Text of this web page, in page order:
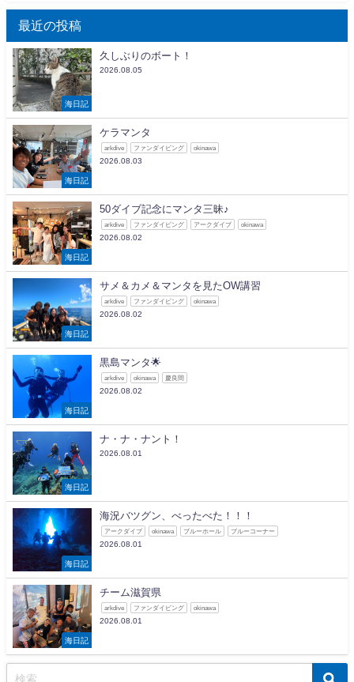
最近の投稿
海日記
久しぶりのボート！
2026.08.05
海日記
ケラマンタ
arkdive ファンダイビング okinawa
2026.08.03
海日記
50ダイブ記念にマンタ三昧♪
arkdive ファンダイビング アークダイブ okinawa
2026.08.02
海日記
サメ＆カメ＆マンタを見たOW講習
arkdive ファンダイビング okinawa
2026.08.02
海日記
黒島マンタ🌟
arkdive okinawa 慶良間
2026.08.02
海日記
ナ・ナ・ナント！
2026.08.01
海日記
海況バツグン、べったべた！！！
アークダイブ okinawa ブルーホール ブルーコーナー
2026.08.01
海日記
チーム滋賀県
arkdive ファンダイビング okinawa
2026.08.01